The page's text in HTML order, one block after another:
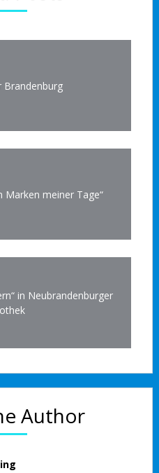
Brandenburg
Marken meiner Tage“
in Neubrandenburger
Author